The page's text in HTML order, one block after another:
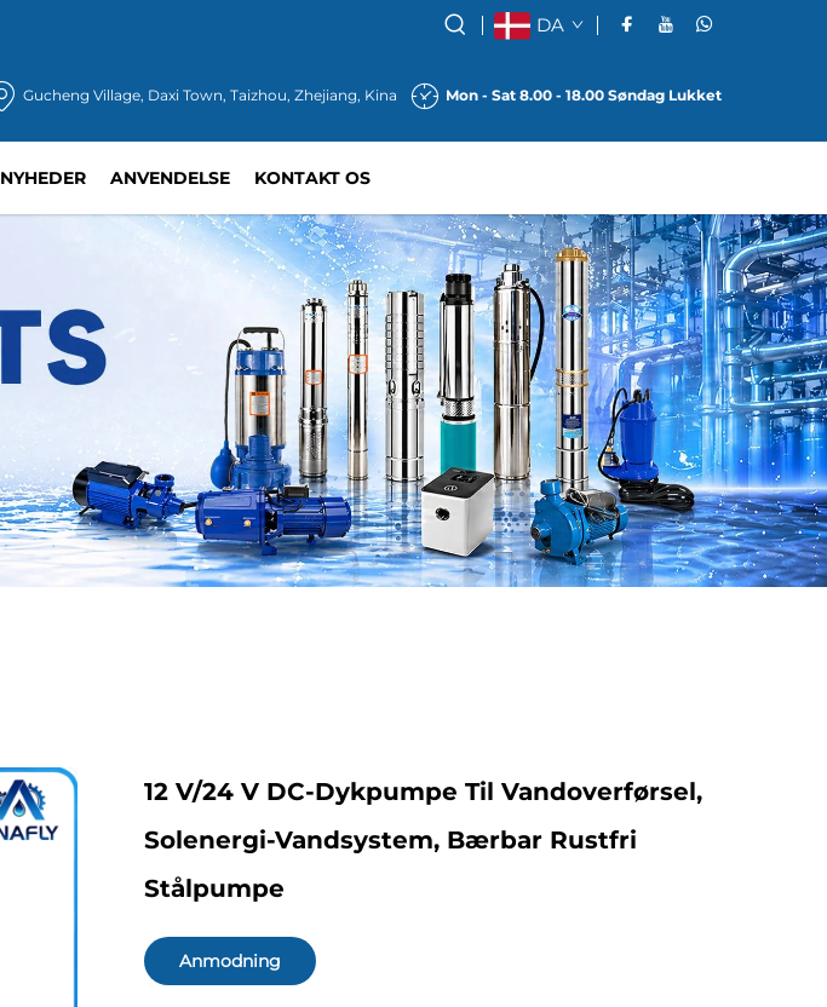
DA
Gucheng Village, Daxi Town, Taizhou, Zhejiang, Kina Mon - Sat 8.00 - 18.00 Søndag Lukket
NYHEDER ANVENDELSE KONTAKT OS
12 V/24 V DC-Dykpumpe Til Vandoverførsel,
Solenergi-Vandsystem, Bærbar Rustfri
Stålpumpe
Anmodning